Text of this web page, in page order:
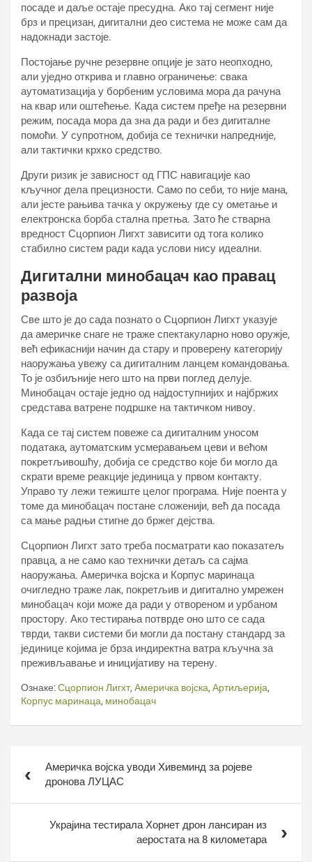
посаде и даље остаје пресудна. Ако тај сегмент није
брз и прецизан, дигитални део система не може сам да
надокнади застоје.
Постојање ручне резервне опције је зато неопходно,
али уједно открива и главно ограничење: свака
аутоматизација у борбеним условима мора да рачуна
на квар или оштећење. Када систем пређе на резервни
режим, посада мора да зна да ради и без дигиталне
помоћи. У супротном, добија се технички напредније,
али тактички крхко средство.
Други ризик је зависност од ГПС навигације као
кључног дела прецизности. Само по себи, то није мана,
али јесте рањива тачка у окружењу где су ометање и
електронска борба стална претња. Зато ће стварна
вредност Сцорпион Лигхт зависити од тога колико
стабилно систем ради када услови нису идеални.
Дигитални минобацач као правац
развоја
Све што је до сада познато о Сцорпион Лигхт указује
да америчке снаге не траже спектакуларно ново оружје,
већ ефикаснији начин да стару и проверену категорију
наоружања увежу са дигиталним ланцем командовања.
То је озбиљније него што на први поглед делује.
Минобацач остаје једно од најдоступнијих и најбржих
средстава ватрене подршке на тактичком нивоу.
Када се тај систем повеже са дигиталним уносом
података, аутоматским усмеравањем цеви и већом
покретљивошћу, добија се средство које би могло да
скрати време реакције јединица у првом контакту.
Управо ту лежи тежиште целог програма. Није поента у
томе да минобацач постане сложенији, већ да посада
са мање радњи стигне до бржег дејства.
Сцорпион Лигхт зато треба посматрати као показатељ
правца, а не само као технички детаљ са сајма
наоружања. Америчка војска и Корпус маринаца
очигледно траже лак, покретљив и дигитално умрежен
минобацач који може да ради у отвореном и урбаном
простору. Ако тестирања потврде оно што се сада
тврди, такви системи би могли да постану стандард за
јединице којима је брза индиректна ватра кључна за
преживљавање и иницијативу на терену.
Ознаке:Сцорпион Лигхт, Америчка војска, Артиљерија,
Корпус маринаца, минобацач
чланкаАмеричка војска уводи Хивеминд за ројеве
дронова ЛУЦАС
Украјина тестирала Хорнет дрон лансиран из
аеростата на 8 километара